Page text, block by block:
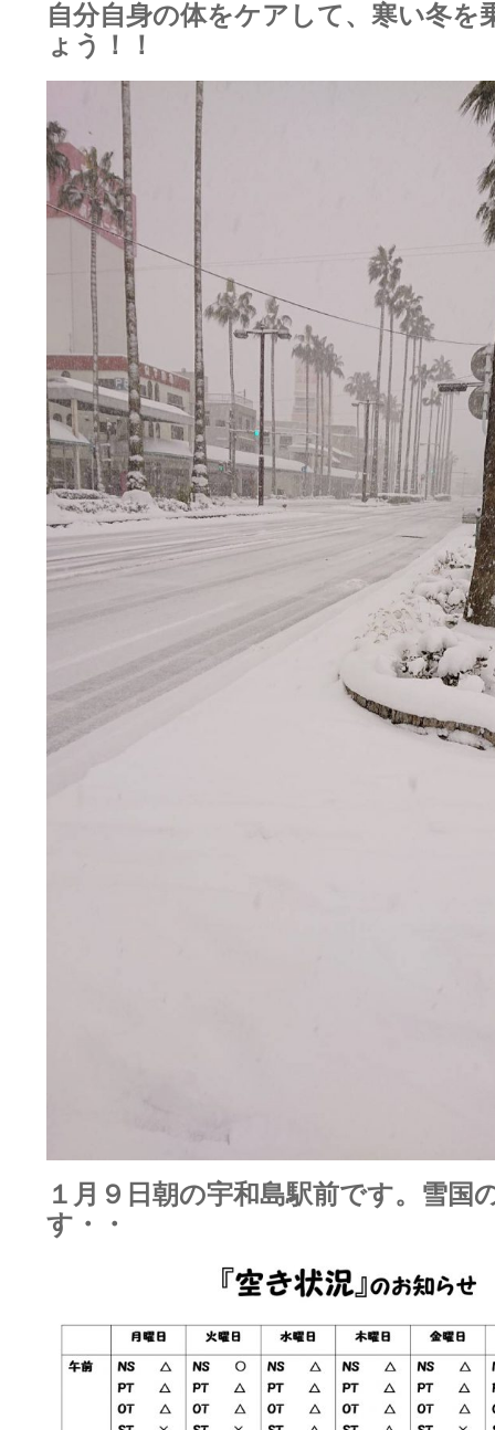
自分自身の体をケアして、寒い冬を
ょう！！
１月９日朝の宇和島駅前です。雪国
す・・